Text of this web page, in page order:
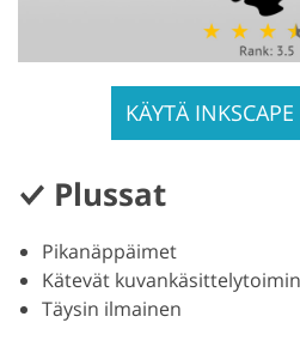
KÄYTÄ
Plussat
Pikanäppäimet
Kätevät
Täysin ilmainen